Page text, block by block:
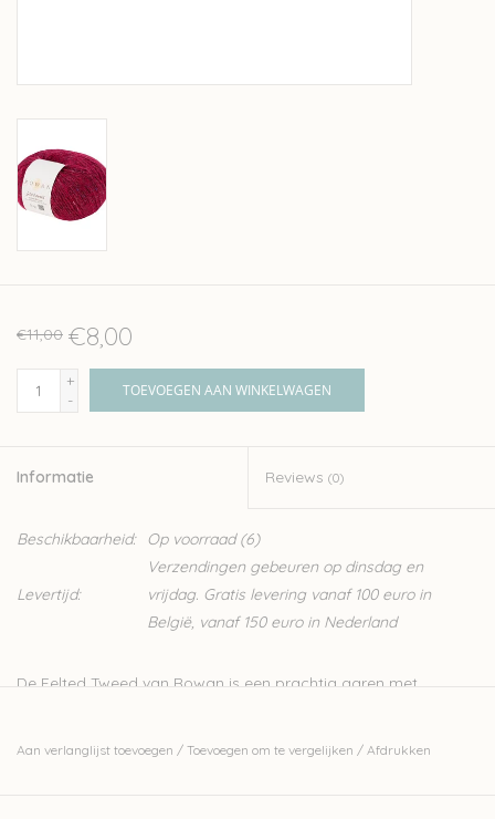
€11,00 €8,00
+
-
TOEVOEGEN AAN WINKELWAGEN
Informatie Reviews (0)
Beschikbaarheid: Op voorraad(6)
Levertijd:
Verzendingen gebeuren op dinsdag en
vrijdag. Gratis levering vanaf 100 euro in
België, vanaf 150 euro in Nederland
De Felted Tweed van Rowan is een prachtig garen met
Aan verlanglijst toevoegen / Toevoegen om te vergelijken / Afdrukken